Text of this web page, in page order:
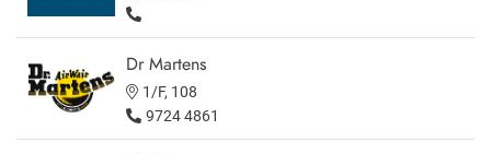
Dr Martens
1/F, 108
9724 4861